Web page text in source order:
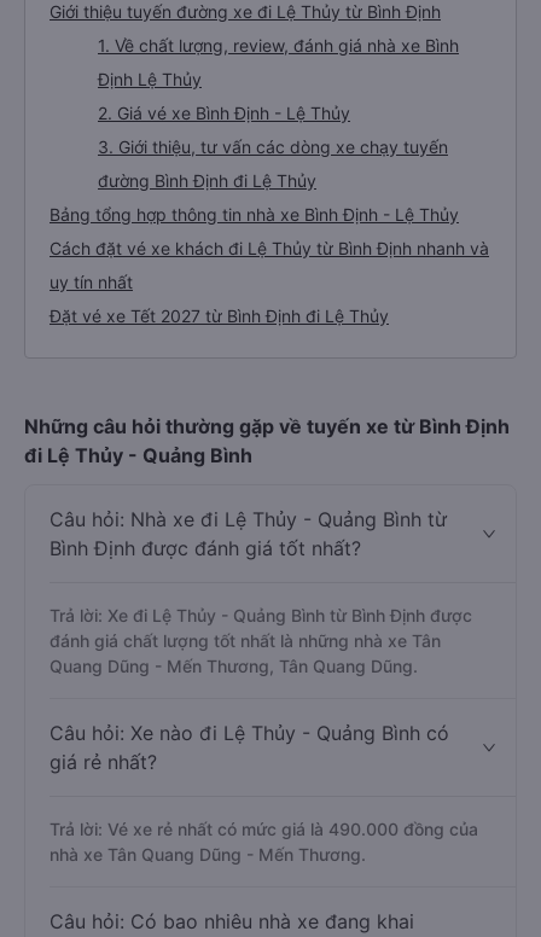
Giới thiệu tuyến đường xe đi Lệ Thủy từ Bình Định
1. Về chất lượng, review, đánh giá nhà xe Bình
Định Lệ Thủy
2. Giá vé xe Bình Định - Lệ Thủy
3. Giới thiệu, tư vấn các dòng xe chạy tuyến
đường Bình Định đi Lệ Thủy
Bảng tổng hợp thông tin nhà xe Bình Định - Lệ Thủy
Cách đặt vé xe khách đi Lệ Thủy từ Bình Định nhanh và
uy tín nhất
Đặt vé xe Tết 2027 từ Bình Định đi Lệ Thủy
Những câu hỏi thường gặp về tuyến xe từ Bình Định
đi Lệ Thủy - Quảng Bình
Câu hỏi: Nhà xe đi Lệ Thủy - Quảng Bình từ
Bình Định được đánh giá tốt nhất?
Trả lời: Xe đi Lệ Thủy - Quảng Bình từ Bình Định được
đánh giá chất lượng tốt nhất là những nhà xe Tân
Quang Dũng - Mến Thương, Tân Quang Dũng.
Câu hỏi: Xe nào đi Lệ Thủy - Quảng Bình có
giá rẻ nhất?
Trả lời: Vé xe rẻ nhất có mức giá là 490.000 đồng của
nhà xe Tân Quang Dũng - Mến Thương.
Câu hỏi: Có bao nhiêu nhà xe đang khai